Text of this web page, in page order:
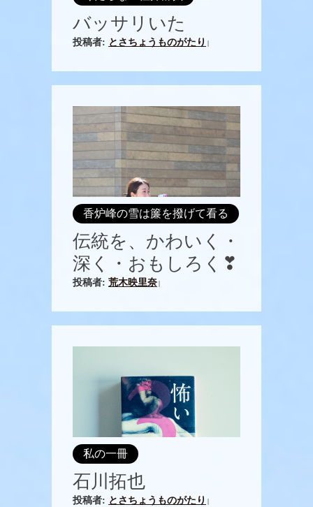
バッサリいた
投稿者: とさちょうものがたり
香炉峰の雪は簾を撥げて看る
伝統を、かわいく・
深く・おもしろく❣
投稿者: 荒木映里奈
私の一冊
石川拓也
投稿者: とさちょうものがたり